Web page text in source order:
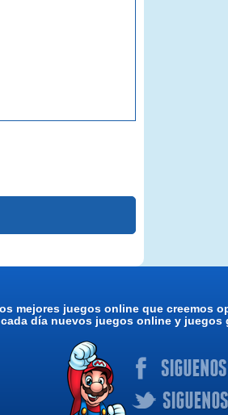
mejores juegos online que creemos
día nuevos juegos online y juegos